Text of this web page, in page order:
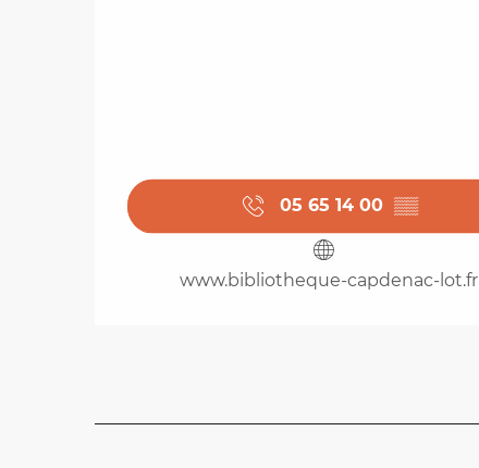
05 65 14 00 ▒▒
www.bibliotheque-capdenac-lot.fr